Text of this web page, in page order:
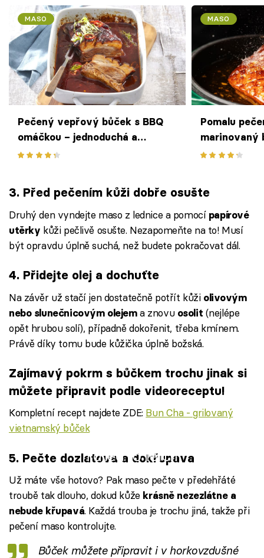
MASO
Pečený vepřový bůček s BBQ
omáčkou – jednoduchá a
vynikající pečínka s výraznou
MASO
Pomalu
marinovaný
Berkyho
3. Před pečením kůži dobře osušte
Druhý den vyndejte maso z lednice a pomocí papírové
utěrky kůži pečlivě osušte. Nezapomeňte na to! Musí
být opravdu úplně suchá, než budete pokračovat dál.
4. Přidejte olej a dochuťte
Na závěr už stačí jen dostatečně potřít kůži olivovým
nebo slunečnicovým olejema znovu osolit (nejlépe
opět hrubou solí), případně dokořenit, třeba kmínem.
Právě díky tomu bude kůžička úplně božská.
Zajímavý pokrm s bůčkem trochu jinak si
můžete připravit podle videoreceptu!
Kompletní recept najdete ZDE: Bun Cha - grilovaný
vietnamský bůček
Failed to fetch
5. Pečte dozlatova a dokřupava
Už máte vše hotovo? Pak maso pečte v předehřáté
troubě tak dlouho, dokud kůže krásně nezezlátne a
nebude křupavá. Každá trouba je trochu jiná, takže při
pečení maso kontrolujte.
Bůček můžete připravit i v horkovzdušné